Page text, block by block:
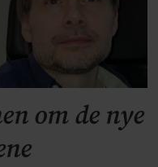
om de nye